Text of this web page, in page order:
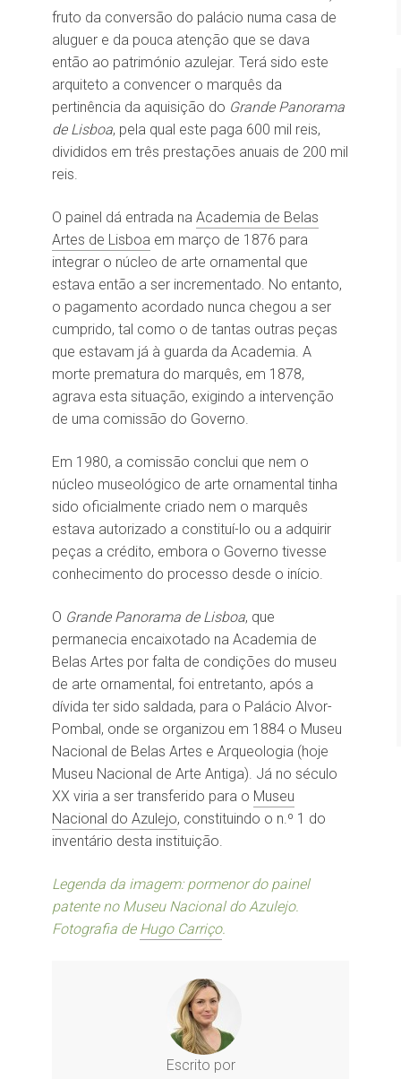
fruto da conversão do palácio numa casa de
aluguer e da pouca atenção que se dava
então ao património azulejar. Terá sido este
arquiteto a convencer o marquês da
pertinência da aquisição do Grande Panorama
de Lisboa, pela qual este paga 600 mil reis,
divididos em três prestações anuais de 200 mil
reis.
O painel dá entrada na Academia de Belas
Artes de Lisboa em março de 1876 para
integrar o núcleo de arte ornamental que
estava então a ser incrementado. No entanto,
o pagamento acordado nunca chegou a ser
cumprido, tal como o de tantas outras peças
que estavam já à guarda da Academia. A
morte prematura do marquês, em 1878,
agrava esta situação, exigindo a intervenção
de uma comissão do Governo.
Em 1980, a comissão conclui que nem o
núcleo museológico de arte ornamental tinha
sido oficialmente criado nem o marquês
estava autorizado a constituí-lo ou a adquirir
peças a crédito, embora o Governo tivesse
conhecimento do processo desde o início.
O Grande Panorama de Lisboa, que
permanecia encaixotado na Academia de
Belas Artes por falta de condições do museu
de arte ornamental, foi entretanto, após a
dívida ter sido saldada, para o Palácio Alvor-
Pombal, onde se organizou em 1884 o Museu
Nacional de Belas Artes e Arqueologia (hoje
Museu Nacional de Arte Antiga). Já no século
XX viria a ser transferido para o Museu
Nacional do Azulejo, constituindo o n.º 1 do
inventário desta instituição.
Legenda da imagem: pormenor do painel
patente no Museu Nacional do Azulejo.
Fotografia de Hugo Carriço.
Escrito por